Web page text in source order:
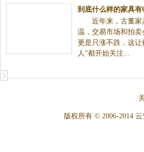
到底什么样的家具
值(组图)
近年来，古董家
温，交易市场和拍卖
更是只涨不跌，这让
人”都开始关注...
版权所有 © 2006-2014